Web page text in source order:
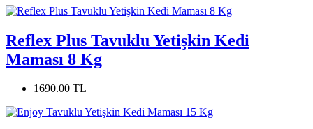
Reflex Plus Tavuklu Yetişkin Kedi
Maması 8 Kg
1690.00 TL